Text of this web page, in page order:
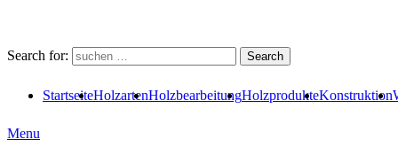
Search for: Search
StartseiteHolzartenHolzbearbeitungHolzprodukteKonstruktion
Menu